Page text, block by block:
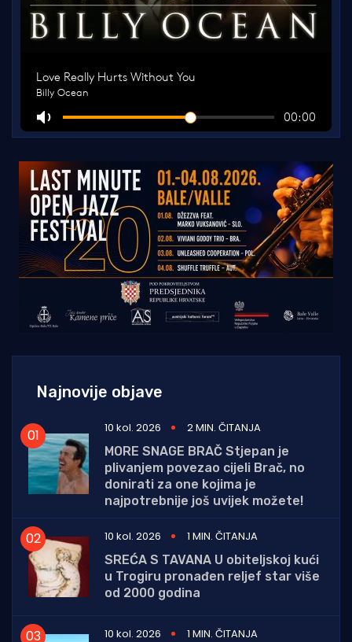
Najnovije objave
10 kol. 2026
2 MIN. ČITANJA
MORE SNAGE BRAČ Stjepan je
plivanjem povezao cijeli Brač, no
donirati za one kojima je
najpotrebnije još uvijek možete!
10 kol. 2026
1 MIN. ČITANJA
SREĆA S TAVANA U obiteljskoj kući
u Trogiru pronađen reljef star više
od 2000 godina
10 kol. 2026
1 MIN. ČITANJA